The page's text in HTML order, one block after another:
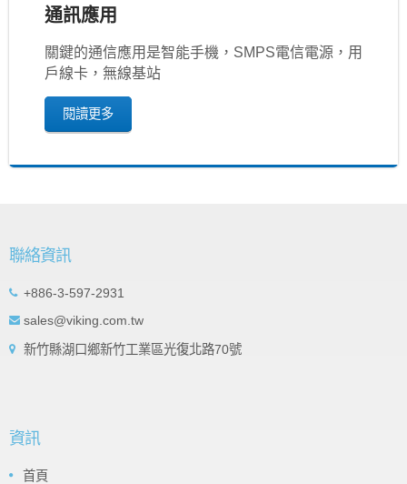
通訊應用
關鍵的通信應用是智能手機，SMPS電信電源，用
戶線卡，無線基站
閱讀更多
聯絡資訊
+886-3-597-2931
sales@viking.com.tw
新竹縣湖口鄉新竹工業區光復北路70號
資訊
首頁